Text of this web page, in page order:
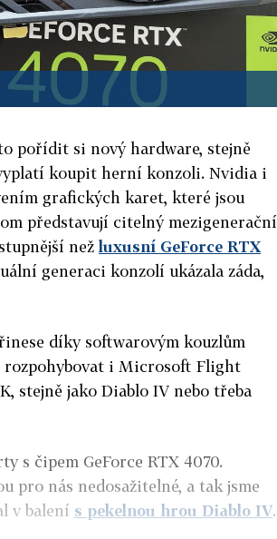
pořídit si nový hardware, stejně
koupit herní konzoli. Nvidia i
grafických karet, které jsou
představují citelný mezigenerační
než luxusní GeForce RTX
generaci konzolí ukázala záda,
díky softwarovým kouzlům
rozpohybovat i Microsoft Flight
stejně jako Diablo IV nebo třeba
s čipem GeForce RTX 4070.
pro nás nedosažitelné, a tak jsme
v balení s pekelnou hrou Diablo IV.